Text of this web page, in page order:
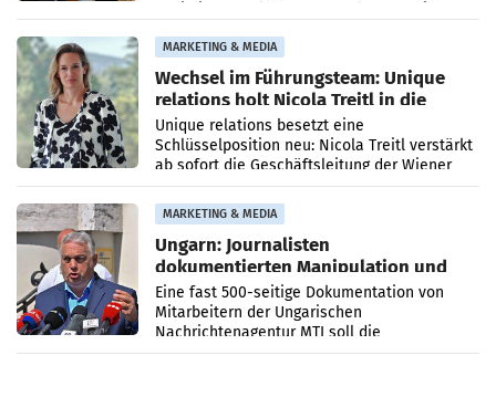
MARKETING & MEDIA
Wechsel im Führungsteam: Unique
relations holt Nicola Treitl in die
Geschäftsleitung
Unique relations besetzt eine
Schlüsselposition neu: Nicola Treitl verstärkt
ab sofort die Geschäftsleitung der Wiener
PR-Agentur an der Seite von Josef Kalina und
Anna Kalina-Mahr.
MARKETING & MEDIA
Ungarn: Journalisten
dokumentierten Manipulation und
Zensur
Eine fast 500-seitige Dokumentation von
Mitarbeitern der Ungarischen
Nachrichtenagentur MTI soll die
systematische Nachrichten-Manipulation und